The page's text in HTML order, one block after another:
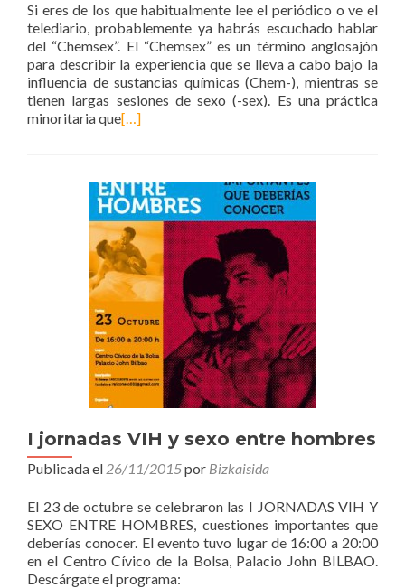
Si eres de los que habitualmente lee el periódico o ve el
telediario, probablemente ya habrás escuchado hablar
del “Chemsex”. El “Chemsex” es un término anglosajón
para describir la experiencia que se lleva a cabo bajo la
influencia de sustancias químicas (Chem-), mientras se
tienen largas sesiones de sexo (-sex). Es una práctica
minoritaria que[…]
I jornadas VIH y sexo entre hombres
Publicada el 26/11/2015por Bizkaisida
El 23 de octubre se celebraron las I JORNADAS VIH Y
SEXO ENTRE HOMBRES, cuestiones importantes que
deberías conocer. El evento tuvo lugar de 16:00 a 20:00
en el Centro Cívico de la Bolsa, Palacio John BILBAO.
Descárgate el programa: